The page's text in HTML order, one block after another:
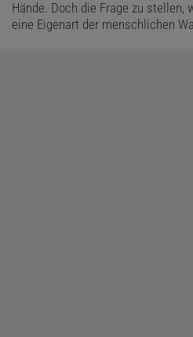
Hände. Doch die Frage zu stellen,
eine Eigenart der menschlichen